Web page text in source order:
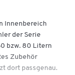
Innenbereich
der Serie
bzw. 80 Litern
Zubehör
dort passgenau.